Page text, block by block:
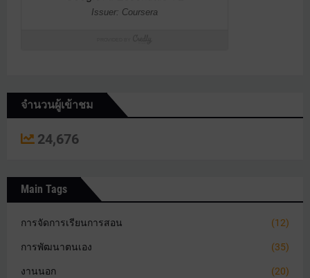
จำนวนผู้เข้าชม
24,676
Main Tags
การจัดการเรียนการสอน (12)
การพัฒนาตนเอง (35)
งานนอก (20)